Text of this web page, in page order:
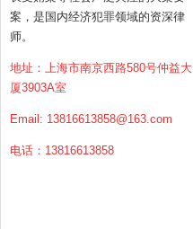
案，是国内经济犯罪领域的资深律
师。
地址：上海市南京西路580号仲益大
厦3903A室
Email: 13816613858@163.com
电话：13816613858